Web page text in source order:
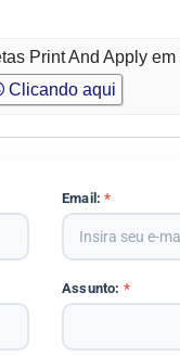
Print And Apply
Clicando aqui
Email:*
Assunto: *